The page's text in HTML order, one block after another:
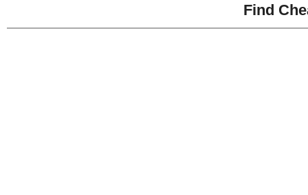
Find